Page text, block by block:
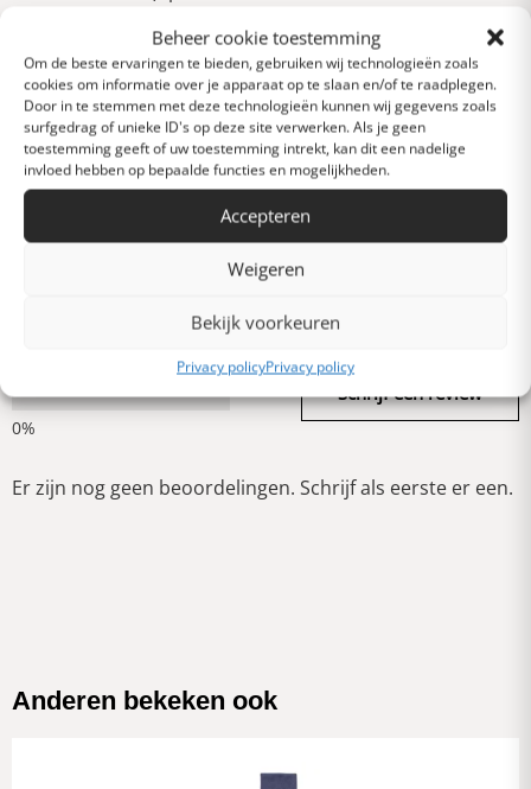
Beheer cookie toestemming
Om de beste ervaringen te bieden, gebruiken wij technologieën zoals
cookies om informatie over je apparaat op te slaan en/of te raadplegen.
Door in te stemmen met deze technologieën kunnen wij gegevens zoals
surfgedrag of unieke ID's op deze site verwerken. Als je geen
toestemming geeft of uw toestemming intrekt, kan dit een nadelige
invloed hebben op bepaalde functies en mogelijkheden.
Accepteren
Weigeren
Bekijk voorkeuren
Privacy policyPrivacy policy
Heel goed
Schrijf een review
Er zijn nog geen beoordelingen. Schrijf als eerste er een.
Anderen bekeken ook